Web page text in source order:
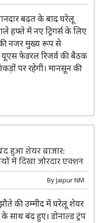
बढ़त के बाद घरेलू
हफ्ते में नए ट्रिगर्स के लिए
नजर मुख्य रूप से
यूएस फेडरल रिजर्व की बैठक
पर रहेगी। मानसून की
हुआ शेयर बाजार:
में दिखा जोरदार एक्शन
ByJaipur NM
की उम्मीद में घरेलू शेयर
के साथ बंद हुए। डोनाल्ड ट्रंप